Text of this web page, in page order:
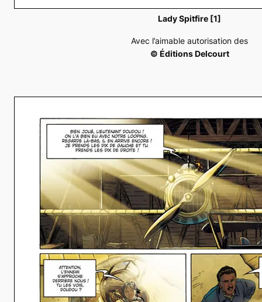
Lady Spitfire [1]
Avec l’aimable autorisation des
© Éditions Delcourt